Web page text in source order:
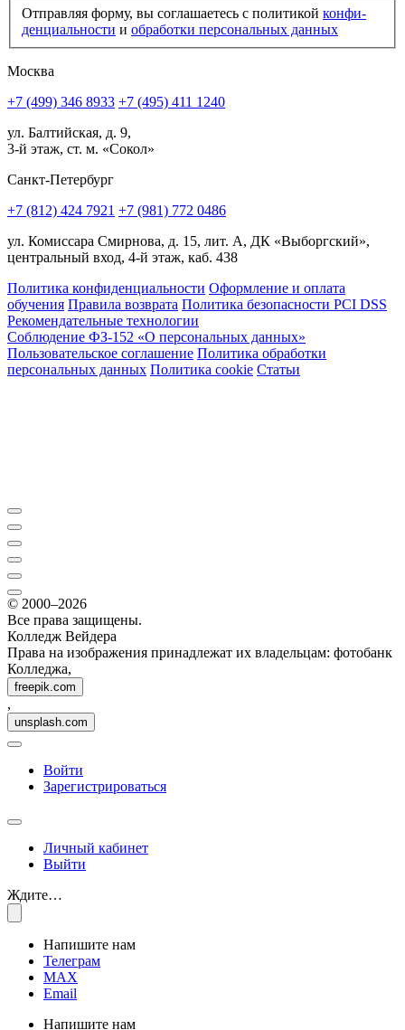
Отправляя форму, вы соглашаетесь с политикой конфи­
ден­циальности и обработки персональных данных
Москва
+7 (499) 346 8933 +7 (495) 411 1240
ул. Балтийская, д. 9,
3-й этаж, ст. м. «Сокол»
Санкт-Петербург
+7 (812) 424 7921 +7 (981) 772 0486
ул. Комиссара Смирнова, д. 15, лит. А, ДК «Выборгский»,
центральный вход, 4-й этаж, каб. 438
Политика конфиденциальности Оформление и оплата
обучения Правила возврата Политика безопасности PCI DSS
Рекомендательные технологии
Соблюдение ФЗ-152 «О персональ­ных данных»
Пользовательское соглашение Политика обработки
персональных данных Политика cookie Статьи
© 2000–2026
Все права защищены.
Колледж Вейдера
Права на изображения принадлежат их владельцам: фотобанк
Колледжа,
freepik.com
,
unsplash.com
Войти
Зарегистрироваться
Личный кабинет
Выйти
Ждите…
Напишите нам
Телеграм
MAX
Email
Напишите нам